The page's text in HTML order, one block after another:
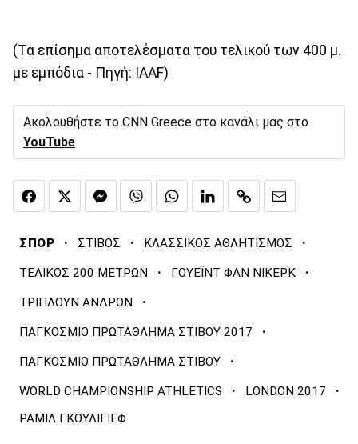
(Τα επίσημα αποτελέσματα του τελικού των 400 μ.
με εμπόδια - Πηγή: IAAF)
Ακολουθήστε το CNN Greece στο κανάλι μας στο
YouTube
ΣΠΟΡ · ΣΤΙΒΟΣ · ΚΛΑΣΣΙΚΟΣ ΑΘΛΗΤΙΣΜΟΣ ·
ΤΕΛΙΚΟΣ 200 ΜΕΤΡΩΝ · ΓΟΥΕΪΝΤ ΦΑΝ ΝΙΚΕΡΚ ·
ΤΡΙΠΛΟΥΝ ΑΝΔΡΩΝ ·
ΠΑΓΚΟΣΜΙΟ ΠΡΩΤΑΘΛΗΜΑ ΣΤΙΒΟΥ 2017 ·
ΠΑΓΚΟΣΜΙΟ ΠΡΩΤΑΘΛΗΜΑ ΣΤΙΒΟΥ ·
WORLD CHAMPIONSHIP ATHLETICS · LONDON 2017 ·
ΡΑΜΙΛ ΓΚΟΥΛΙΓΙΕΦ